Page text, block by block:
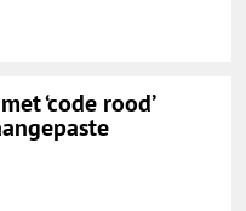
‘code rood’